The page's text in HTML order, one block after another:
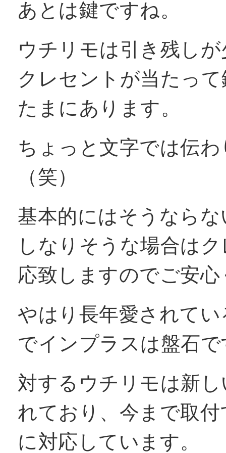
会社概要
採用情報
お問い合わせ
あとは鍵ですね。
ウチリモは引き残し
クレセントが当たっ
たまにあります。
ちょっと文字では伝
（笑）
基本的にはそうなら
しなりそうな場合は
応致しますのでご安
やはり長年愛されて
でインプラスは盤石で
対するウチリモは新
れており、今まで取
に対応しています。